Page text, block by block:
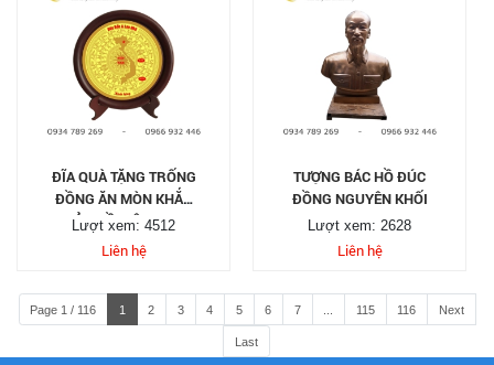
ĐĨA QUÀ TẶNG TRỐNG
ĐỒNG ĂN MÒN KHẮC
BẢN ĐỒ VIỆT NAM
Lượt xem: 4512
Liên hệ
TƯỢNG BÁC HỒ ĐÚC
ĐỒNG NGUYÊN KHỐI
Lượt xem: 2628
Liên hệ
Page 1 / 116 1 2 3 4 5 6 7 115 116 Next
Last